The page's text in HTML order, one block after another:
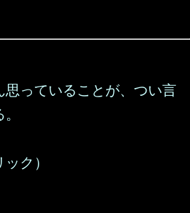
思っていることが、つい言
ク）